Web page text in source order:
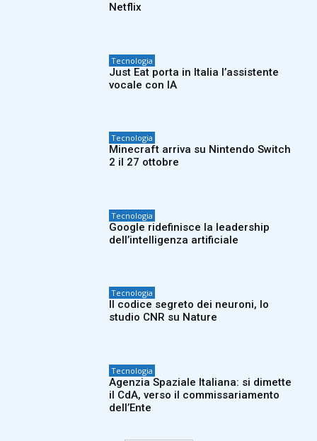
Netflix
Tecnologia
Just Eat porta in Italia l’assistente
vocale con IA
Tecnologia
Minecraft arriva su Nintendo Switch
2 il 27 ottobre
Tecnologia
Google ridefinisce la leadership
dell’intelligenza artificiale
Tecnologia
Il codice segreto dei neuroni, lo
studio CNR su Nature
Tecnologia
Agenzia Spaziale Italiana: si dimette
il CdA, verso il commissariamento
dell’Ente